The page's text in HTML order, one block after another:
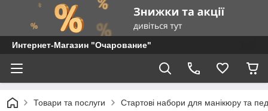
Интернет-Магазин "Очарование"
Товари та послуги Стартові набори для манікюру та